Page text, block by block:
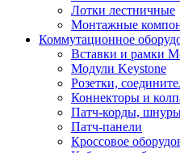
Лотки лестничные
Монтажные
Коммутационное
Вставки и рамки
Модули Keystone
Розетки,
Коннекторы и
Патч-корды,
Патч-панели
Кроссовое